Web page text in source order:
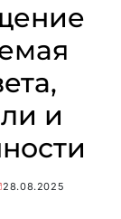
и
28.08.2025